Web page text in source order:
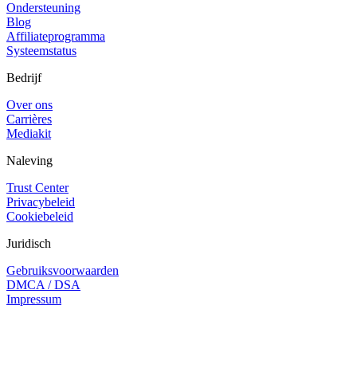
Ondersteuning
Blog
Affiliateprogramma
Systeemstatus
Bedrijf
Over ons
Carrières
Mediakit
Naleving
Trust Center
Privacybeleid
Cookiebeleid
Juridisch
Gebruiksvoorwaarden
DMCA / DSA
Impressum